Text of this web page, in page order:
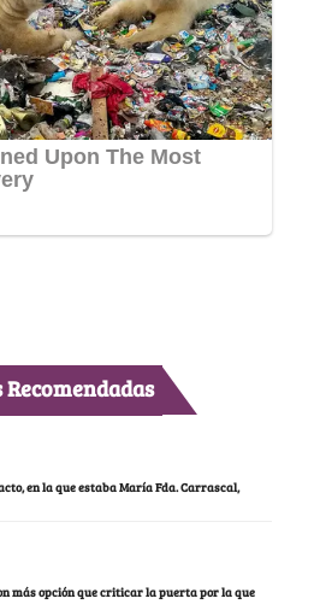
en la que estaba María Fda. Carrascal,
más opción que criticar la puerta por la que